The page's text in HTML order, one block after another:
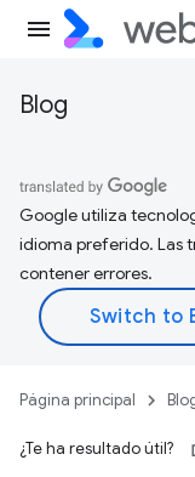
Blog
Google utiliza
idioma preferido. Las
contener errores.
Página principal
¿Te ha resultado útil?